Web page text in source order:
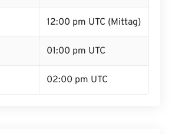
12:00 pm UTC (Mittag)
01:00 pm UTC
02:00 pm UTC